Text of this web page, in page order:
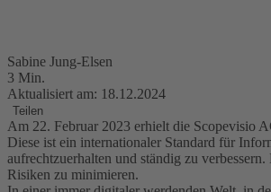
Sabine Jung-Elsen
3 Min.
Aktualisiert am: 18.12.2024
Teilen
Am 22. Februar 2023 erhielt die Scopevisio
Diese ist ein internationaler Standard für
aufrechtzuerhalten und ständig zu
Risiken zu minimieren.